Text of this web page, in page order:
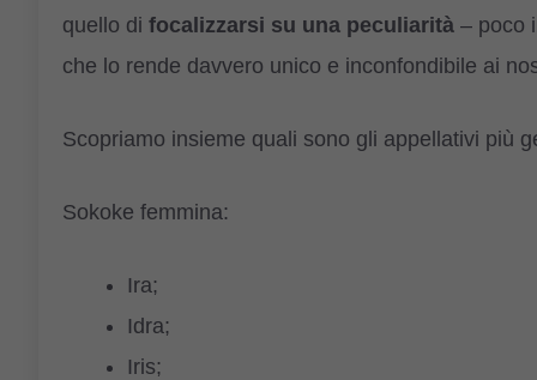
quello di focalizzarsi su una peculiarità – poco
che lo rende davvero unico e inconfondibile ai
Scopriamo insieme quali sono gli appellativi più
Sokoke femmina:
Ira;
Idra;
Iris;